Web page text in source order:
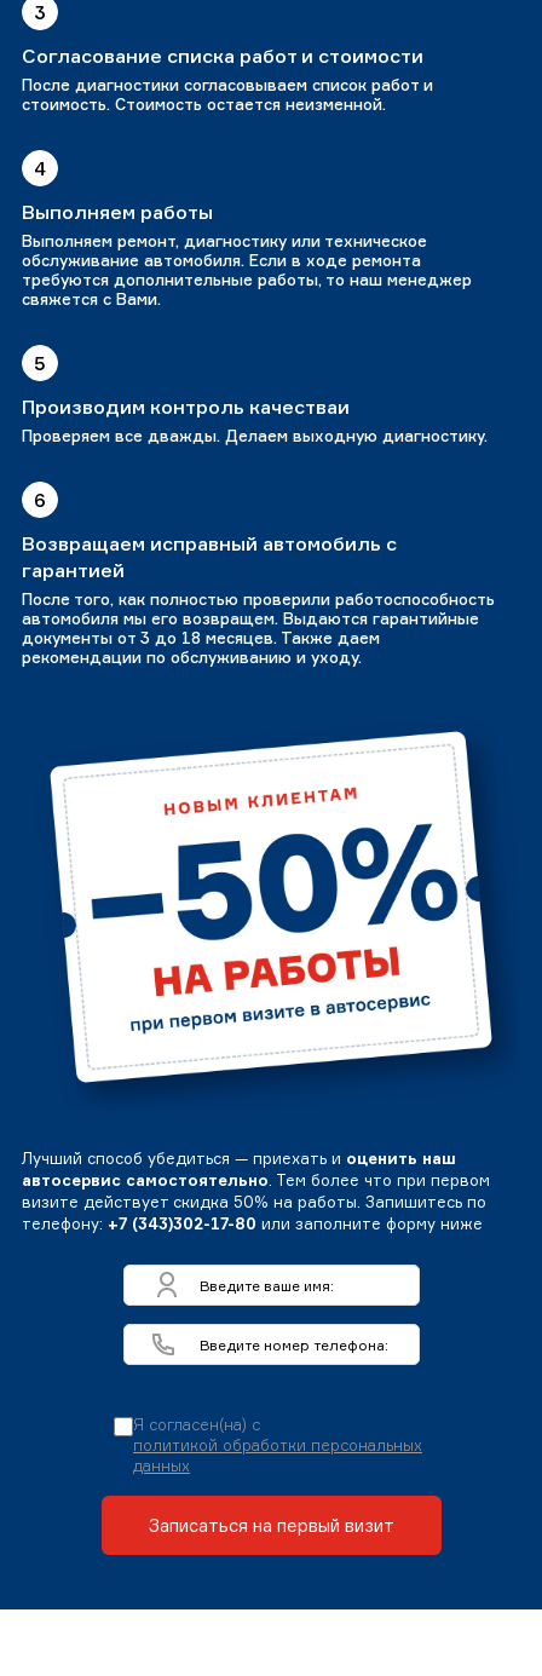
3
Согласование списка работ и стоимости
После диагностики согласовываем список работ и
стоимость. Стоимость остается неизменной.
4
Выполняем работы
Выполняем ремонт, диагностику или техническое
обслуживание автомобиля. Если в ходе ремонта
требуются дополнительные работы, то наш менеджер
свяжется с Вами.
5
Производим контроль качестваи
Проверяем все дважды. Делаем выходную диагностику.
6
Возвращаем исправный автомобиль с
гарантией
После того, как полностью проверили работоспособность
автомобиля мы его возвращем. Выдаются гарантийные
документы от 3 до 18 месяцев. Также даем
рекомендации по обслуживанию и уходу.
Лучший способ убедиться — приехать и оценить наш
автосервис самостоятельно. Тем более что при первом
визите действует скидка 50% на работы. Запишитесь по
телефону: +7 (343)302-17-80 или заполните форму ниже
Я согласен(на) с
политикой обработки персональных
данных
Записаться на первый визит